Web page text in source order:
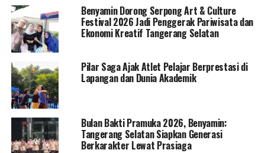
Benyamin Dorong Serpong Art & Culture
Festival 2026 Jadi Penggerak Pariwisata dan
Ekonomi Kreatif Tangerang Selatan
Pilar Saga Ajak Atlet Pelajar Berprestasi di
Lapangan dan Dunia Akademik
Bulan Bakti Pramuka 2026, Benyamin:
Tangerang Selatan Siapkan Generasi
Berkarakter Lewat Prasiaga